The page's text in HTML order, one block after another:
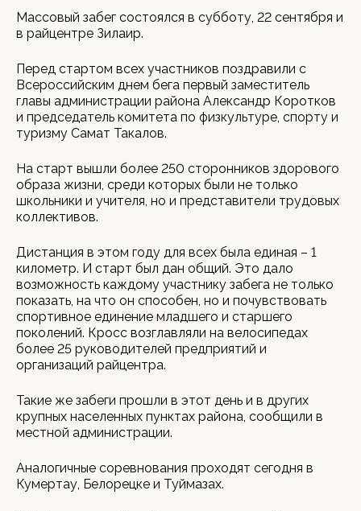
Массовый забег состоялся в субботу, 22 сентября и
в райцентре Зилаир.
Перед стартом всех участников поздравили с
Всероссийским днем бега первый заместитель
главы администрации района Александр Коротков
и председатель комитета по физкультуре, спорту и
туризму Самат Такалов.
На старт вышли более 250 сторонников здорового
образа жизни, среди которых были не только
школьники и учителя, но и представители трудовых
коллективов.
Дистанция в этом году для всех была единая – 1
километр. И старт был дан общий. Это дало
возможность каждому участнику забега не только
показать, на что он способен, но и почувствовать
спортивное единение младшего и старшего
поколений. Кросс возглавляли на велосипедах
более 25 руководителей предприятий и
организаций райцентра.
Такие же забеги прошли в этот день и в других
крупных населенных пунктах района, сообщили в
местной администрации.
Аналогичные соревнования проходят сегодня в
Кумертау, Белорецке и Туймазах.